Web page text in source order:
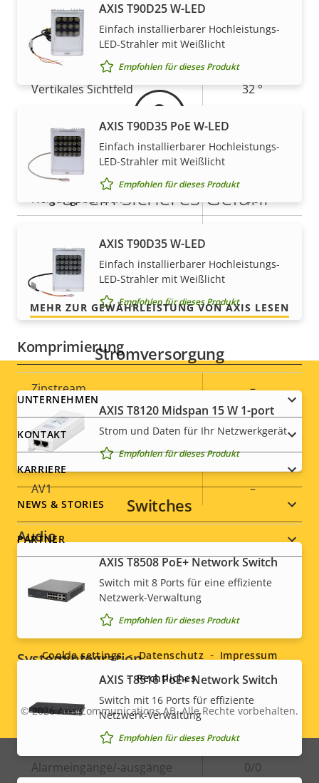
Eigentumsbeschreibung Eigentumswert
Brennweite 3.6 mm
Horizontales Sichtfeld
Vertikales Sichtfeld 32 °
Schwenken/Neigen/Zoomen
Eigentumsbeschreibung Eigentumswert
Schwenkbereich
Neigungsbereich 90
Optischer Zoom -
Digitaler Zoom
Komprimierung
Eigentumsbeschreibung Eigentumswert
Zipstream –
H.264 Baseline
H.265 –
AV1 –
Audio
Eigentumsbeschreibung Eigentumswert
Audiounterstützung –
Integriertes Mikrofon
Systemintegration
Eigentumsbeschreibung Eigentumswert
Audioerkennung –
Active Tampering
Alarmeingänge/-ausgänge 0/0
AXIS T90D25 W-LED
Einfach installierbarer Hochleistungs-
LED-Strahler mit Weißlicht
Empfohlen für dieses Produkt
AXIS T90D35 PoE W-LED
Einfach installierbarer Hochleistungs-
LED-Strahler mit Weißlicht
Empfohlen für dieses Produkt
AXIS T90D35 W-LED
Einfach installierbarer Hochleistungs-
LED-Strahler mit Weißlicht
Empfohlen für dieses Produkt
Stromversorgung
AXIS T8120 Midspan 15 W 1-port
Strom und Daten für Ihr Netzwerkgerät
Empfohlen für dieses Produkt
Switches
AXIS T8508 PoE+ Network Switch
Switch mit 8 Ports für eine effiziente
Netzwerk-Verwaltung
Empfohlen für dieses Produkt
AXIS T8516 PoE+ Network Switch
Switch mit 16 Ports für effiziente
Netzwerk-Verwaltung
Empfohlen für dieses Produkt
Gewährleistung
Für ein sicheres Gefühl
störungsfreien Betrieb und Kontrolle über Ihre
Kosten.
MEHR ZUR GEWÄHRLEISTUNG VON AXIS LESEN
Footer
menu
UNTERNEHMEN
KONTAKT
KARRIERE
NEWS & STORIES
PARTNER
Social
menu
Legal
menu
© 2026Axis Communications AB. Alle Rechte vorbehalten.
Cookie settings Datenschutz
Impressum
Rechtliches